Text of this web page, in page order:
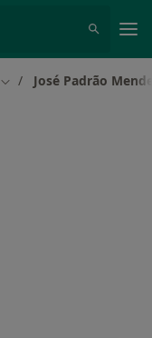
Mudar de cidade
José Padrão